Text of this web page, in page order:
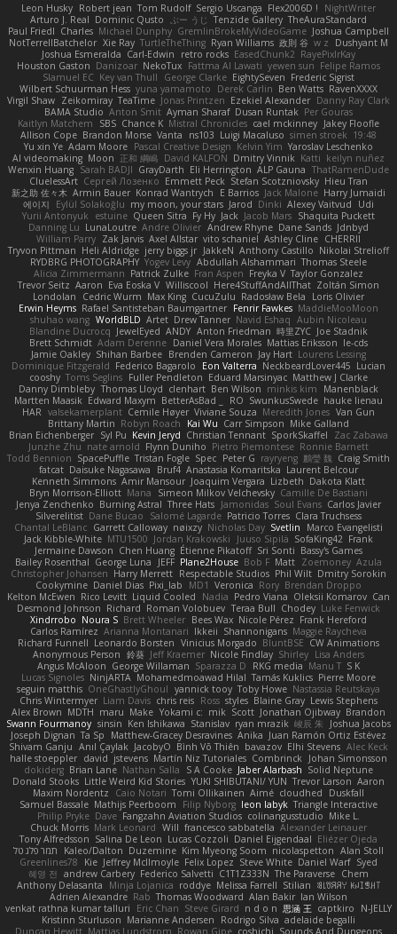
Leon Husky Robert jean Tom Rudolf Sergio Uscanga Flex2006D !
NightWriter
Arturo J. Real Dominic Qusto ぶー うじ Tenzide Gallery TheAuraStandard
Paul Friedl Charles Michael Dunphy GremlinBrokeMyVideoGame Joshua Campbell
NotTerrellBatchelor Xie Ray TurtleTheThing Ryan Williams 政則 谷 w z
Dushyant M
Joshua Esmeralda Carl-Edwin retro rocks EasedChunk2 RayePixlrKay
Houston Gaston Danizoar NekoTux Fattma Al Lawati yewen sun Felipe Ramos
Slamuel EC Key van Thull George Clarke EightySeven Frederic Sigrist
Wilbert Schuurman Hess yuna yamamoto Derek Carlin Ben Watts RavenXXXX
Virgil Shaw Zeikomiray TeaTime Jonas Printzen Ezekiel Alexander Danny Ray Clark
BAMA Studio Anton Smit Ayman Sharaf Dusan Runtak Per Gouras
Kaitlyn Matchem
SBS Chance K Mistral Chronicles cael mckinney Jakey Floofle
Allison Cope Brandon Morse Vanta ns103 Luigi Macaluso simen stroek 19:48
Yu xin Ye Adam Moore Pascal Creative Design Kelvin Yim Yaroslav Leschenko
AI videomaking Moon 正和 綱嶋 David KALFON Dmitry Vinnik Katti keilyn nuñez
Wenxin Huang Sarah BADJI GrayDarth Eli Herrington ALP Gauna ThatRamenDude
CluelessArt Cергей Лозенко Emmett Peck Stefan Scotzniovsky Hieu Tran
新之助 佐々木 Armin Bauer Konrad Wantrych E Barrios Jack Malone Harry Jumaidi
에이지
Eylül Solakoğlu my moon, your stars Jarod Dinki Alexey Vaitvud
Udi
Yurii Antonyuk
estuine Queen Sitra Fy Hy Jack Jacob Mars Shaquita Puckett
Danning Lu LunaLoutre Andre Olivier Andrew Rhyne Dane Sands Jdnbyd
William Parry Zak Jarvis Axel Allstar vito schaniel Ashley Cline CHERRII
Tryvon Pittman Heli Aldridge jerry biggs jr JakkeN Anthony Castillo Nikolai Strelioff
RYDBRG PHOTOGRAPHY Yogev Levy Abdullah Alshammari Thomas Steele
Alicia Zimmermann Patrick Zulke Fran Aspen Freyka V Taylor Gonzalez
Trevor Seitz Aaron Eva Eoska V Williscool Here4StuffAndAllThat Zoltán Simon
Londolan
Cedric Wurm Max King CucuZulu Radosław Bela
Loris Olivier
Erwin Heyms Rafael Santisteban Baumgartner Fenrir Fawkes MaddieMooMoon
shuhao wang WorldBLD Artet Drew Tanner Navid Eshaq Aubin Nicoleau
Blandine Ducrocq JewelEyed ANDY Anton Friedman 時里ZYC Joe Stadnik
Brett Schmidt Adam Derenne Daniel Vera Morales Mattias Eriksson le-cds
Jamie Oakley Shihan Barbee Brenden Cameron Jay Hart Lourens Lessing
Dominique Fitzgerald Federico Bagarolo Eon Valterra NeckbeardLover445 Lucian
cooshy Toms Seglins Fuller Pendleton Eduard Marsinyac Matthew J Clarke
Danny Dimbleby Thomas Lloyd clenhart Ben Wilson minkis kim
Manenblack
Martten Maasik Edward Maxym BetterAsBad _ RO SwunkusSwede hauke lienau
HAR valsekamerplant Cemile Høyer Viviane Souza Meredith Jones Van Gun
Brittany Martin Robyn Roach Kai Wu Carr Simpson Mike Galland
Brian Eichenberger Syl Pu Kevin Jeryd Christian Tennant SporkSkaffel
Zac Zabawa
Junzhe Zhu nate arnold Flynn Duniho Pietro Piemontese Ronnie Barnett
Todd Bennion SpacePuffle Tristan Fogle Spec Peter G rayryeng 鸝瑩 魏 Craig Smith
fatcat Daisuke Nagasawa Bruf4 Anastasia Komaritska Laurent Belcour
Kenneth Simmons Amir Mansour Joaquim Vergara Lizbeth Dakota Klatt
Bryn Morrison-Elliott Mana Simeon Milkov Velchevsky Camille De Bastiani
Jenya Zenchenko Burning Astral Three Hats Jamonidas Soul Evans Carlos Javier
Silverelitist Dane Bucao Salomé Lagarde Patricio Torres Clara Truchsess
Chantal LeBlanc Garrett Calloway nøixzy Nicholas Day Svetlin
Marco Evangelisti
Jack Kibble-White MTU1500 Jordan Krakowski Juuso Sipilä SofaKing42 Frank
Jermaine Dawson Chen Huang Étienne Pikatoff Sri Sonti Bassy's Games
Bailey Rosenthal George Luna JEFF Plane2House Bob F Matt Zoemoney Azula
Christopher Johansen Harry Merrett Respectable Studios Phil Wilt Dmitry Sorokin
Cookymine Daniel Dias Pixi_lab MD1 Veronica Rory Brendan Droppo
Kelton McEwen Rico Levitt Liquid Cooled Nadia Pedro Viana Oleksii Komarov Can
Desmond Johnson Richard Roman Volobuev Teraa Bull Chodey Luke Fenwick
Xindrrobo Noura S Brett Wheeler Bees Wax Nicole Pérez Frank Hereford
Carlos Ramírez Arianna Montanari Ikkeii Shannonigans Maggie Raycheva
Richard Funnell Leonardo Borsten Vinicius Morgado BluntBSE CW Animations
Anonymous Person 鈴葵 Jeff Kraemer Nicole Findlay Shirley Lisa Anders
Angus McAloon George Willaman Sparazza D RKG media Manu T S K
Lucas Signoles NinjARTA Mohamedmoawad Hilal Tamás Kuklics Pierre Moore
seguin matthis OneGhastlyGhoul yannick tooy Toby Howe Nastassia Reutskaya
Chris Wintermyer Liam Davis chris reis Ross styles Blaine Gray Lewis Stephens
Alex Brown MDTH maru Make Yokami c: mik Scott Jonathan Ojibway Brandon
Swann Fourmanoy sinsin Ken Ishikawa Stanislav ryan mrazik 峻辰 朱
Joshua Jacobs
Joseph Dignan Ta Sp Matthew-Gracey Desravines Anika Juan Ramón Ortiz Estévez
Shivam Ganju Anıl Çaylak JacobyO Bình Võ Thiên bavazov Elhi Stevens Alec Keck
halle stoeppler david jstevens Martín Niz Tutoriales Combrinck
Johan Simonsson
dokiderg Brian Lane Nathan Salla S A Cooke Jaber Alarbash Solid Neptune
Donald Stooks Little Weird Kid Stories YUKI SHIBUTANI/ YUN Trevor Larson Aaron
Maxim Nordentz
Caio Notari Tomi Ollikainen Aimé cloudhed
Duskfall
Samuel Bassale Mathijs Peerboom Filip Nyborg leon labyk Triangle Interactive
Philip Pryke Dave Fangzahn Aviation Studios colinangusstudio Mike L.
Chuck Morris Mark Leonard Will francesco sabbatella Alexander Leinauer
Tony Alfredsson Salina De Leon Lucas Cozzoli Daniel Eijgendaal Eliézer Ojeda
תמר פלג טל
Kaleo/Dalton Duzemine Kim Myeong Soom nicolaspetton Alan Stoll
Greenlines78
Kie Jeffrey McIlmoyle Felix Lopez Steve White Daniel Warf Syed
혜영 전 andrew Carbery Federico Salvetti C1T1Z333N The Paraverse Chem
Anthony Delasanta
Minja Lojanica roddye Melissa Farrell Stilian ꌃ꒒ꀎꋪꋪꌩ ꀘꈤꀤꁅꃅ꓄
Adrien Alexandre Rab Thomas Woodward Alan Bakir Ian Wilson
venkat rathna kumar talluri
Eric Chan Steve Girard n d o n 思涵 王 captkiro
N-JELLY
Kristinn Sturluson Marianne Andersen Rodrigo Silva adelaide begalli
Duncan Hewitt Mattias Lundstrom Rowan Gipe coshichi Sounds And Dungeons